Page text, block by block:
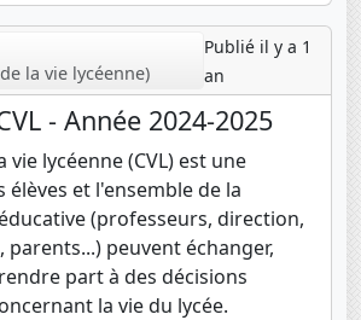
la vie lycéenne)
Publié il y a 1
an
- Année 2024-2025
vie lycéenne (CVL) est une
élèves et l'ensemble de la
(professeurs, direction,
peuvent échanger,
part à des décisions
la vie du lycée.